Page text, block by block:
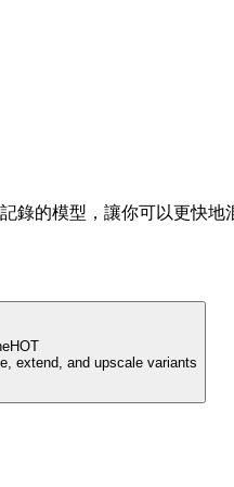
錄的模型，讓你可以更快地
HOT
extend, and upscale variants